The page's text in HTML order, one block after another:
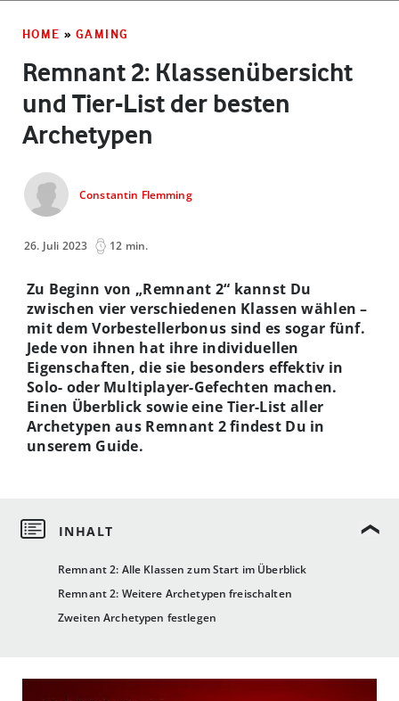
HOME » GAMING
Remnant 2: Klassenübersicht
und Tier-List der besten
Archetypen
Constantin Flemming
26. Juli 2023 12 min.
Remnant 2: Alle Klassen zum Start im Überblick
Remnant 2: Weitere Archetypen freischalten
Zweiten Archetypen festlegen
Zu Beginn von „Remnant 2“ kannst Du
zwischen vier verschiedenen Klassen wählen –
mit dem Vorbestellerbonus sind es sogar fünf.
Jede von ihnen hat ihre individuellen
Eigenschaften, die sie besonders effektiv in
Solo- oder Multiplayer-Gefechten machen.
Einen Überblick sowie eine Tier-List aller
Archetypen aus Remnant 2 findest Du in
unserem Guide.